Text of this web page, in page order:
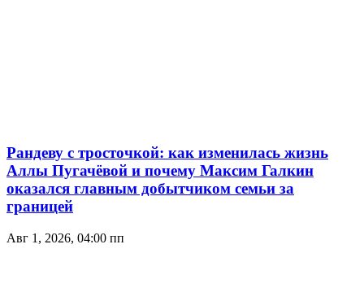
Рандеву с тросточкой: как изменилась жизнь
Аллы Пугачёвой и почему Максим Галкин
оказался главным добытчиком семьи за
границей
Авг 1, 2026, 04:00 пп